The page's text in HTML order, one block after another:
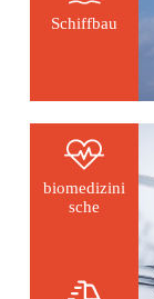
Schiffbau
biomedizini
sche